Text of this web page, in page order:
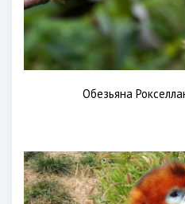
Обезьяна